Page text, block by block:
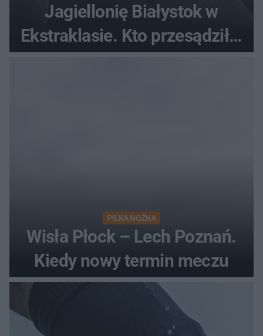
Jagiellonię Białystok w
Ekstraklasie. Kto przesądził o
losach meczu?
PIŁKA NOŻNA
Wisła Płock – Lech Poznań.
Kiedy nowy termin meczu